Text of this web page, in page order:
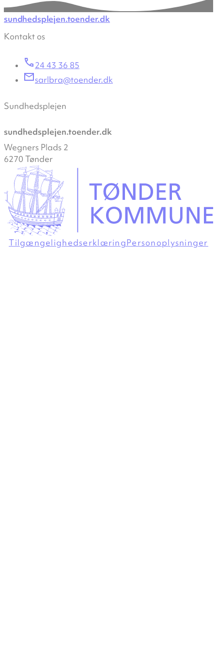
sundhedsplejen.toender.dk
Kontakt os
24 43 36 85
sarlbra@toender.dk
Sundhedsplejen
sundhedsplejen.toender.dk
Wegners Plads 2
6270 Tønder
TilgængelighedserklæringPersonoplysninger